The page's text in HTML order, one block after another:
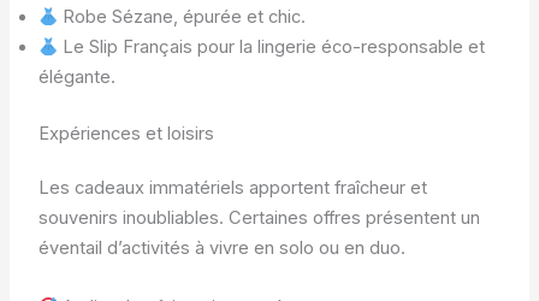
Robe Sézane, épurée et chic.
Le Slip Français pour la lingerie éco-responsable et
élégante.
Expériences et loisirs
Les cadeaux immatériels apportent fraîcheur et
souvenirs inoubliables. Certaines offres présentent un
éventail d’activités à vivre en solo ou en duo.